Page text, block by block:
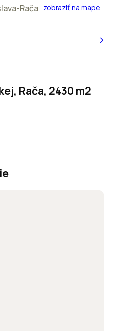
Rača zobraziť na mape
Rača, 2430 m2